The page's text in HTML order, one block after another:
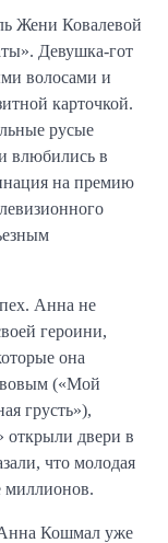
Жени Ковалевой
Девушка-гот
волосами и
карточкой.
русые
влюбились в
на премию
Анна не
героини,
она
(«Мой
грусть»),
открыли двери в
что молодая
миллионов.
Анна Кошмал уже